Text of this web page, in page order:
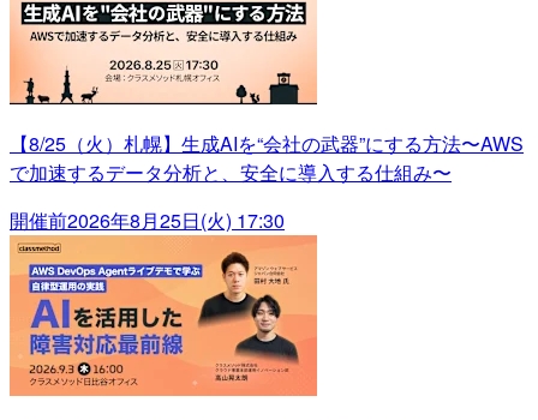
【8/25（火）札幌】生成AIを“会社の武器”にする方法〜AWS
で加速するデータ分析と、安全に導入する仕組み〜
開催前2026年8月25日(火) 17:30